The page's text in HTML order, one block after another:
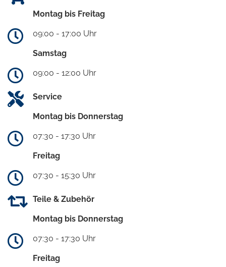
Montag bis Freitag
09:00 - 17:00 Uhr
Samstag
09:00 - 12:00 Uhr
Service
Montag bis Donnerstag
07:30 - 17:30 Uhr
Freitag
07:30 - 15:30 Uhr
Teile & Zubehör
Montag bis Donnerstag
07:30 - 17:30 Uhr
Freitag